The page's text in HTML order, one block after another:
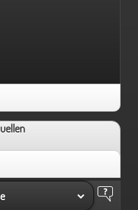
to expand contents